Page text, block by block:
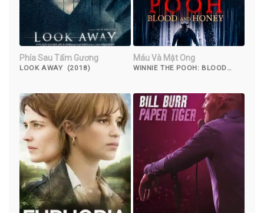
Phía Sau Tấm Gương
LOOK AWAY (2018)
Máu Và Mật Ong
WINNIE THE POOH: BLOOD